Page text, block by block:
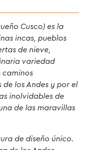
Cusco) es la
incas, pueblos
de nieve,
variedad
caminos
de los Andes y por el
inolvidables de
de las maravillas
de diseño único.